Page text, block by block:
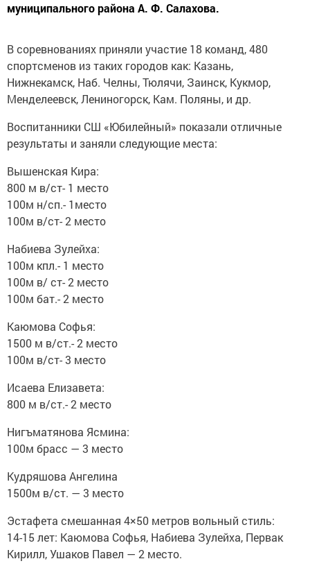
муниципального района А. Ф. Салахова.
В соревнованиях приняли участие 18 команд, 480
спортсменов из таких городов как: Казань,
Нижнекамск, Наб. Челны, Тюлячи, Заинск, Кукмор,
Менделеевск, Лениногорск, Кам. Поляны, и др.
Воспитанники СШ «Юбилейный» показали отличные
результаты и заняли следующие места:
Вышенская Кира:
800 м в/ст- 1 место
100м н/сп.- 1место
100м в/ст- 2 место
Набиева Зулейха:
100м кпл.- 1 место
100м в/ ст- 2 место
100м бат.- 2 место
Каюмова Софья:
1500 м в/ст.- 2 место
100м в/ст- 3 место
Исаева Елизавета:
800 м в/ст.- 2 место
Нигъматянова Ясмина:
100м брасс — 3 место
Кудряшова Ангелина
1500м в/ст. — 3 место
Эстафета смешанная 4×50 метров вольный стиль:
14-15 лет: Каюмова Софья, Набиева Зулейха, Первак
Кирилл, Ушаков Павел — 2 место.